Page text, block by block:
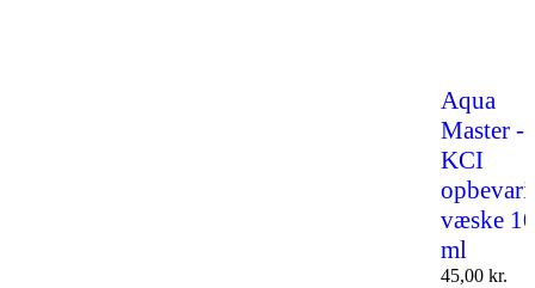
Aqua
Master -
KCI
væske
ml
45,00 kr.